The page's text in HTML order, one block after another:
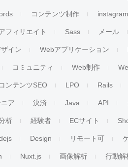
コンテンツ制作 instagram
フィリエイト Sass メール
イン Webアプリケーション
コミュニティ Web制作
コンテンツSEO LPO Rails
ア 決済 Java API
析 経験者 ECサイト
Design リモート可
Nuxt.js 画像解析 行動解